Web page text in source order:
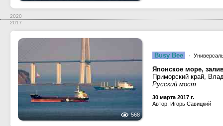
2020
2017
568
Busy Bee ·
Японское море,
Приморский край,
Русский мост
30 марта 2017 г.
Автор: Игорь Савицкий